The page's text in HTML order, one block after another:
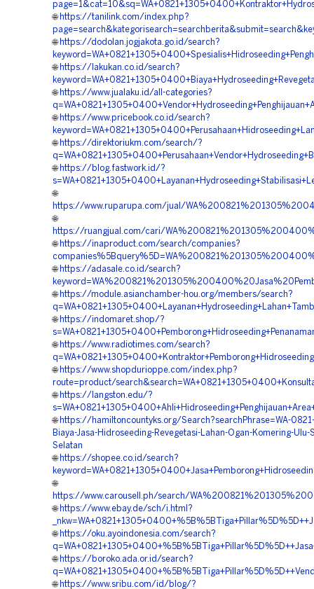
🌐 https://tanilink.com/index.php?
🌐 https://dodolan.jogjakota.go.id/search?
🌐 https://lakukan.co.id/search?
🌐 https://www.jualaku.id/all-categories?
🌐 https://www.pricebook.co.id/search?
🌐 https://direktoriukm.com/search/?
🌐 https://blog.fastwork.id/?
🌐
https://www.ruparupa.com/jual/
🌐
https://ruangjual.com/cari/
🌐 https://inaproduct.com/search/companies?
🌐 https://adasale.co.id/search?
🌐 https://module.asianchamber-hou.org/members/search?
🌐 https://indomaret.shop/?
🌐 https://www.radiotimes.com/search?
🌐 https://www.shopdurioppe.com/index.php?
route=product/
🌐 https://langston.edu/?
🌐 https://hamiltoncountyks.org/Search?searchPhrase=WA-
Biaya-Jasa-Hidroseeding-Revegetasi-Lahan-Ogan-Komering-Ulu-
Selatan
🌐 https://shopee.co.id/search?
🌐
https://www.carousell.ph/search/
🌐 https://www.ebay.de/sch/i.html?
🌐 https://oku.ayoindonesia.com/search?
🌐 https://boroko.ada.or.id/search?
🌐 https://www.sribu.com/id/blog/?